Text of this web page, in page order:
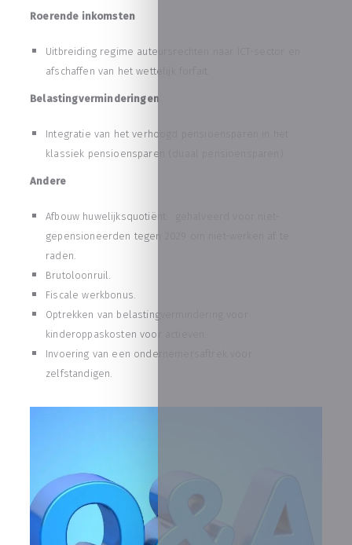
Roerende inkomsten
Uitbreiding regime auteursrechten naar ICT-sector en
afschaffen van het wettelijk forfait.
Belastingverminderingen
Integratie van het verhoogd pensioensparen in het
klassiek pensioensparen (duaal pensioensparen).
Andere
Afbouw huwelijksquotiënt: gehalveerd voor niet-
gepensioneerden tegen 2029 om niet-werken af te
raden.
Brutoloonruil.
Fiscale werkbonus.
Optrekken van belastingvermindering voor
kinderoppaskosten voor actieven.
Invoering van een ondernemersaftrek voor
zelfstandigen.